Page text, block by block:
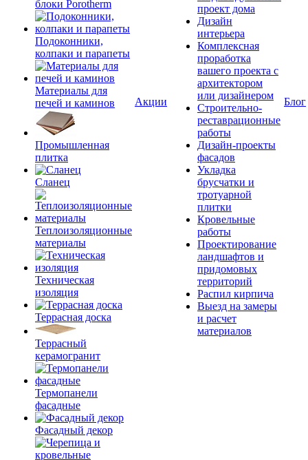
блоки Porotherm
Подоконники,
колпаки и парапеты
Материалы для
печей и каминов
Промышленная
плитка
Сланец
Теплоизоляционные
материалы
Техническая
изоляция
Террасная доска
Террасный
керамогранит
Термопанели
фасадные
Фасадный декор
Акции
проект дома
Дизайн
интерьера
Комплексная
проработка
вашего проекта с
архитектором
или дизайнером
Строительно-
реставрационные
работы
Дизайн-проекты
фасадов
Укладка
брусчатки и
тротуарной
плитки
Кровельные
работы
Проектирование
ландшафтов и
придомовых
территорий
Распил кирпича
Выезд на замеры
и расчет
материалов
Блог